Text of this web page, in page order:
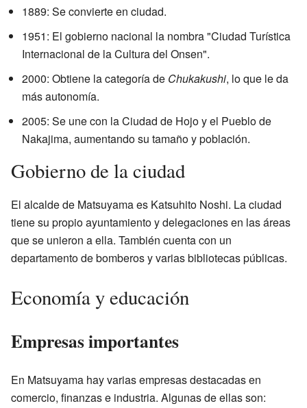
1889: Se convierte en ciudad.
1951: El gobierno nacional la nombra "Ciudad Turística
Internacional de la Cultura del Onsen".
2000: Obtiene la categoría de Chukakushi, lo que le da
más autonomía.
2005: Se une con la Ciudad de Hojo y el Pueblo de
Nakajima, aumentando su tamaño y población.
Gobierno de la ciudad
El alcalde de Matsuyama es Katsuhito Noshi. La ciudad
tiene su propio ayuntamiento y delegaciones en las áreas
que se unieron a ella. También cuenta con un
departamento de bomberos y varias bibliotecas públicas.
Economía y educación
Empresas importantes
En Matsuyama hay varias empresas destacadas en
comercio, finanzas e industria. Algunas de ellas son: